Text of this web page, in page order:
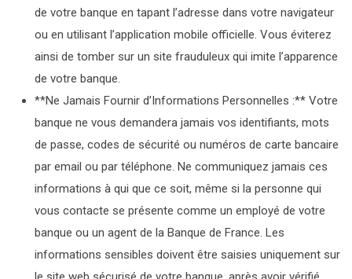
de votre banque en tapant l’adresse dans votre navigateur
ou en utilisant l’application mobile officielle. Vous éviterez
ainsi de tomber sur un site frauduleux qui imite l’apparence
de votre banque.
**Ne Jamais Fournir d’Informations Personnelles :** Votre
banque ne vous demandera jamais vos identifiants, mots
de passe, codes de sécurité ou numéros de carte bancaire
par email ou par téléphone. Ne communiquez jamais ces
informations à qui que ce soit, même si la personne qui
vous contacte se présente comme un employé de votre
banque ou un agent de la Banque de France. Les
informations sensibles doivent être saisies uniquement sur